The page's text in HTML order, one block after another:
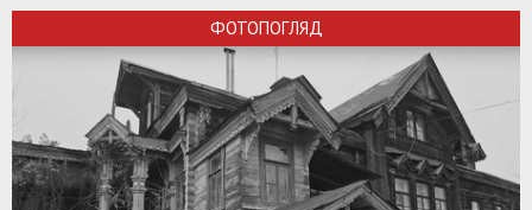
ФОТОПОГЛЯД